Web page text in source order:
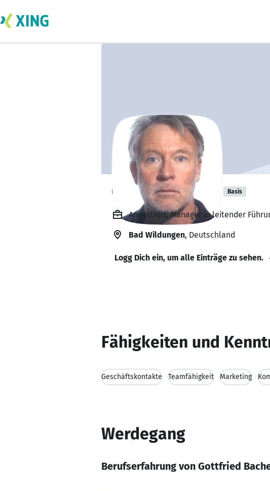
Gottfried Bacher Basis
Angestellt, Manager in leitender
Bad Wildungen, Deutschland
Logg Dich ein, um alle Einträge zu sehen.
Fähigkeiten und
Geschäftskontakte Teamfähigkeit Marketing
Werdegang
Berufserfahrung von Gottfried